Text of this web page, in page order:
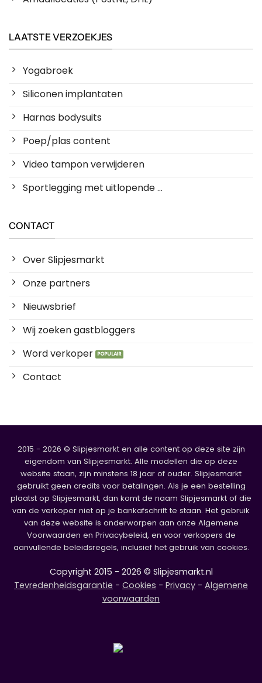
LAATSTE VERZOEKJES
Yogabroek
Siliconen implantaten
Harnas bodysuits
Poep/plas content
Video tampon verwijderen
Sportlegging met uitlopende ...
CONTACT
Over Slipjesmarkt
Onze partners
Nieuwsbrief
Wij zoeken gastbloggers
Word verkoper
Contact
2015 - 2026 © Slipjesmarkt en alle content op deze site zijn
eigendom van Slipjesmarkt. Alle modellen die op deze
website staan, zijn minstens 18 jaar of ouder. Slipjesmarkt
gebruikt geen credits voor betalingen. Als je een bestelling
plaatst op Slipjesmarkt, dan komt de naam Slipjesmarkt of die
van de verkoper niet op je bankafschrift te staan. Het gebruik
van deze website is onderworpen aan onze Algemene
Voorwaarden en Privacybeleid, en voor verkopers de
aanvullende beleidsregels, inclusief het gebruik van cookies.
Copyright 2015 - 2026 © Slipjesmarkt.nl
Tevredenheidsgarantie - Cookies - Privacy - Algemene
voorwaarden